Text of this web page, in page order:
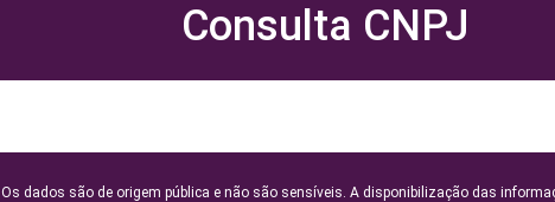
Consulta CNPJ
Os dados são de origem pública e não são sensíveis. A disponibilização das